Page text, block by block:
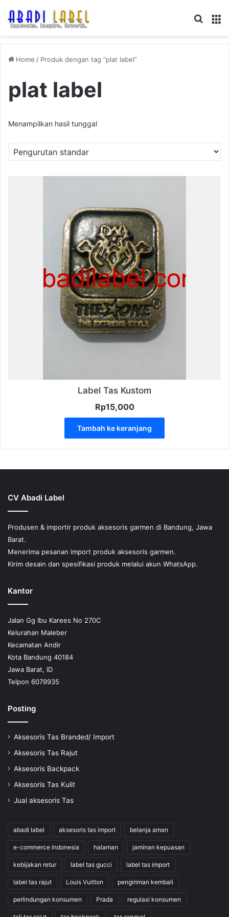
Home / Produk dengan tag “plat label”
plat label
Menampilkan hasil tunggal
Label Tas Kustom
Rp15,000
Tambah ke keranjang
CV Abadi Label
Produsen & importir produk aksesoris garmen di Bandung, Jawa
Barat.
Menerima pesanan import produk aksesoris garmen.
Kirim desain dan spesifikasi produk melalui akun WhatsApp.
Kantor
Jalan Gg Ibu Karees No 270C
Kelurahan Maleber
Kecamatan Andir
Kota Bandung 40184
Jawa Barat, ID
Telpon 6079935
Posting
Aksesoris Tas Branded/ Import
Aksesoris Tas Rajut
Aksesoris Backpack
Aksesoris Tas Kulit
Jual aksesoris Tas
abadi label aksesoris tas import belanja aman
e-commerce Indonesia halaman jaminan kepuasan
kebijakan retur label tas gucci label tas import
label tas rajut Louis Vuitton pengiriman kembali
perlindungan konsumen Prada regulasi konsumen